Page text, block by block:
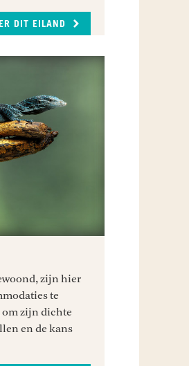
DIT EILAND
zijn hier
te
om zijn dichte
en de kans